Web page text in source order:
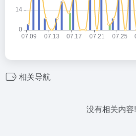
相关导航
没有相关内容!